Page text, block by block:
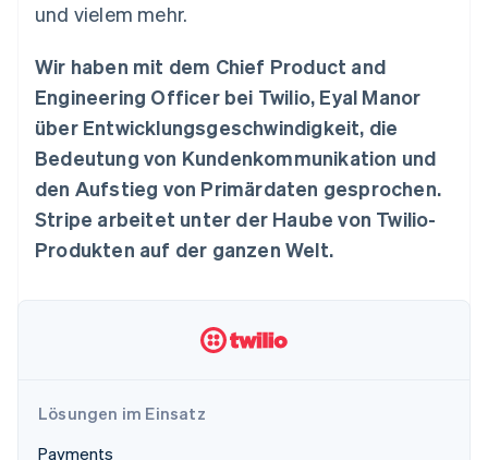
Mehr
Product roadmap
Ausblick
Radar
Betrugsprävention
Atlas
Start-up-Gründung
Online-Identitätsprüfung
Unterhaltung
Organisationen
Fachdienstleistungen
Öffentlicher Sektor
Einzelhandel
Ecosystem
Partner
Stripe App-Marktplatz
App-Integrationen
Code-Beispiele
Entwickler-Blog
API-Status
und vielem mehr.
Wir haben mit dem Chief Product and
Engineering Officer bei Twilio, Eyal Manor
über Entwicklungsgeschwindigkeit, die
Bedeutung von Kundenkommunikation und
den Aufstieg von Primärdaten gesprochen.
Stripe arbeitet unter der Haube von Twilio-
Produkten auf der ganzen Welt.
Lösungen im Einsatz
Payments